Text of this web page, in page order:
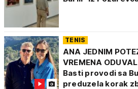
TENIS
ANA JEDNIM
VREMENA
Basti provodi sa
preduzela korak